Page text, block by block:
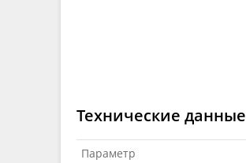
Технические данные
Параметр